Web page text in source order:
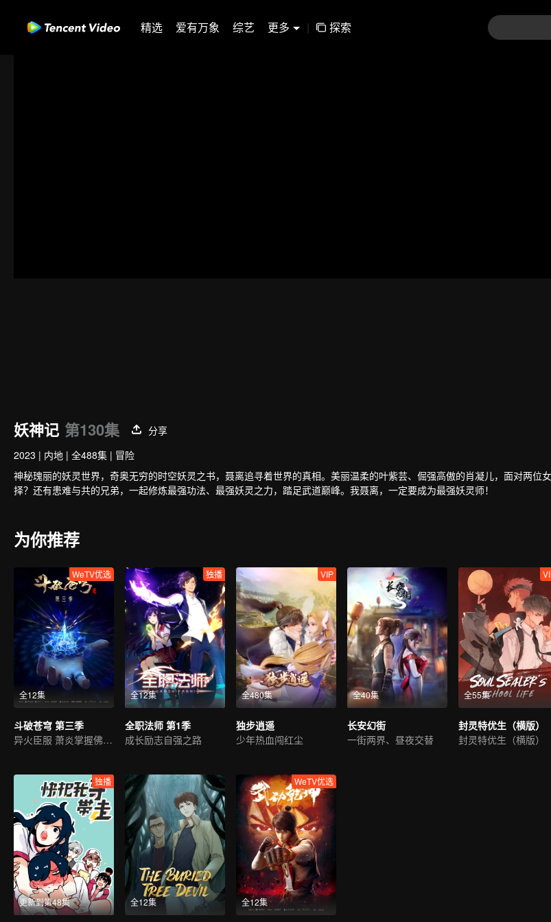
精选 爱有万象 综艺 更多 | 探索
妖神记 第130集
分享
2023 | 内地 | 全488集 | 冒险
神秘瑰丽的妖灵世界，奇奥无穷的时空妖灵之书，聂离追寻着世界的真相。美丽温柔的叶紫芸、倔强高傲的肖凝儿，面对两位
择？还有患难与共的兄弟，一起修炼最强功法、最强妖灵之力，踏足武道巅峰。我聂离，一定要成为最强妖灵师！
为你推荐
全12集
WeTV优选
斗破苍穹 第三季
异火臣服 萧炎掌握佛怒火连
全12集
独播
全职法师 第1季
成长励志自强之路
全480集
VIP
独步逍遥
少年热血闯红尘
全40集
长安幻街
一街两界、昼夜交替
全55集
封灵特优生（横版）
封灵特优生（横版）
更新到第48集
独播
全12集 全12集
WeTV优选